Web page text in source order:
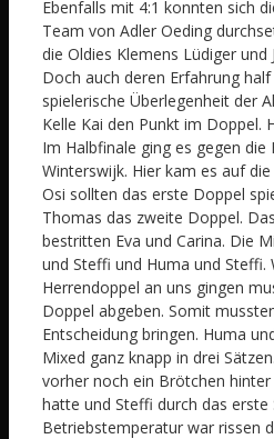
Ebenfalls mit 4:1 konnten sich
Team von Adler Oeding
die Oldies Klemens Lüdiger
Doch auch deren Erfahrung
spielerische Überlegenheit der
Kelle Kai den Punkt im Doppel.
Im Halbfinale ging es gegen die
Winterswijk. Hier kam es auf
Osi sollten das erste Doppel
Thomas das zweite Doppel.
bestritten Eva und Carina. Die
und Steffi und Huma und Steffi.
Herrendoppel an uns gingen
Doppel abgeben. Somit
Entscheidung bringen. Huma
Mixed ganz knapp in drei
vorher noch ein Brötchen
hatte und Steffi durch das erste
Betriebstemperatur war rissen